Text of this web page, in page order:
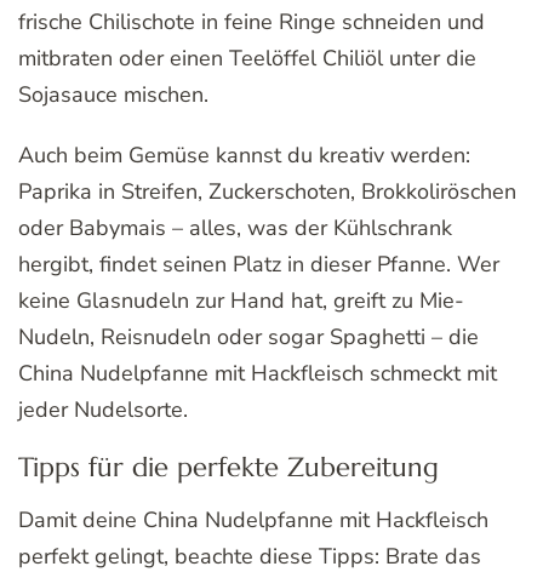
frische Chilischote in feine Ringe schneiden und
mitbraten oder einen Teelöffel Chiliöl unter die
Sojasauce mischen.
Auch beim Gemüse kannst du kreativ werden:
Paprika in Streifen, Zuckerschoten, Brokkoliröschen
oder Babymais – alles, was der Kühlschrank
hergibt, findet seinen Platz in dieser Pfanne. Wer
keine Glasnudeln zur Hand hat, greift zu Mie-
Nudeln, Reisnudeln oder sogar Spaghetti – die
China Nudelpfanne mit Hackfleisch schmeckt mit
jeder Nudelsorte.
Tipps für die perfekte Zubereitung
Damit deine China Nudelpfanne mit Hackfleisch
perfekt gelingt, beachte diese Tipps: Brate das